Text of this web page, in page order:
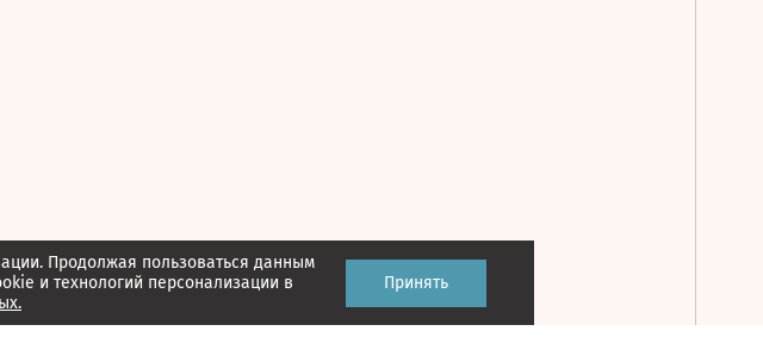
Продолжая пользоваться данным
и технологий персонализации в
Принять